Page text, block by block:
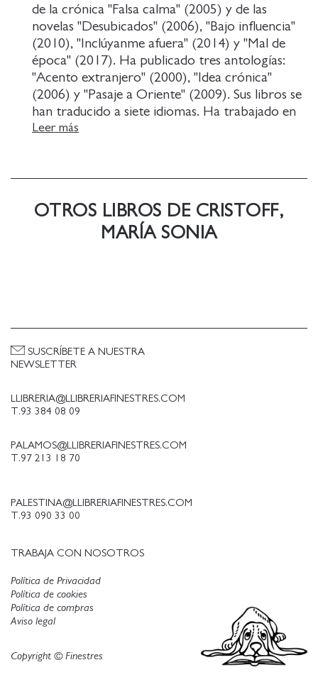
de la crónica "Falsa calma" (2005) y de las
novelas "Desubicados" (2006), "Bajo influencia"
(2010), "Inclúyanme afuera" (2014) y "Mal de
época" (2017). Ha publicado tres antologías:
"Acento extranjero" (2000), "Idea crónica"
(2006) y "Pasaje a Oriente" (2009). Sus libros se
han traducido a siete idiomas. Ha trabajado en
un anticuario, en una librería, en una editorial, en
Escritura Creativa de la Universidad Tres de
días revisa su próxima novela.
Leer más
OTROS LIBROS DE CRISTOFF,
MARÍA SONIA
LLIBRERIA@LLIBRERIAFINESTRES.COM
T.93 384 08 09
PALAMOS@LLIBRERIAFINESTRES.COM
T.97 213 18 70
PALESTINA@LLIBRERIAFINESTRES.COM
T.93 090 33 00
TRABAJA CON NOSOTROS
SUSCRÍBETE A NUESTRA
NEWSLETTER
Política de Privacidad
Política de cookies
Aviso legal
Política de compras
Copyright © Finestres